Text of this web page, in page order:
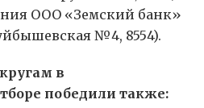
ООО «Земский банк»
№4, 8554).
в
победили также: